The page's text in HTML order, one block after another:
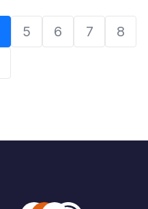
5 6 7 8